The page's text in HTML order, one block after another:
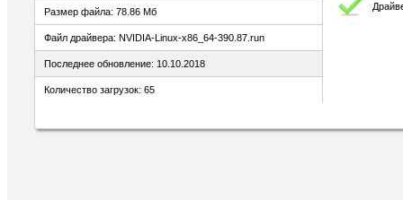
Размер файла: 78.86 Мб
Файл драйвера: NVIDIA-Linux-x86_64-390.87.run
Последнее обновление: 10.10.2018
Количество загрузок: 65